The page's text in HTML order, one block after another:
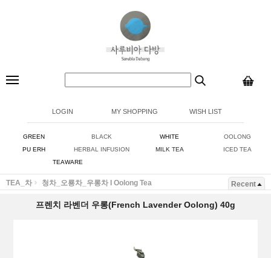
LOGIN MY SHOPPING WISH LIST
GREEN BLACK WHITE
OOLONG
PU ERH
HERBAL INFUSION MILK TEA
ICED TEA
TEAWARE
TEA_차 청차_오룡차_우롱차 I Oolong Tea Recent
프렌치 라벤더 우롱(French Lavender Oolong) 40g